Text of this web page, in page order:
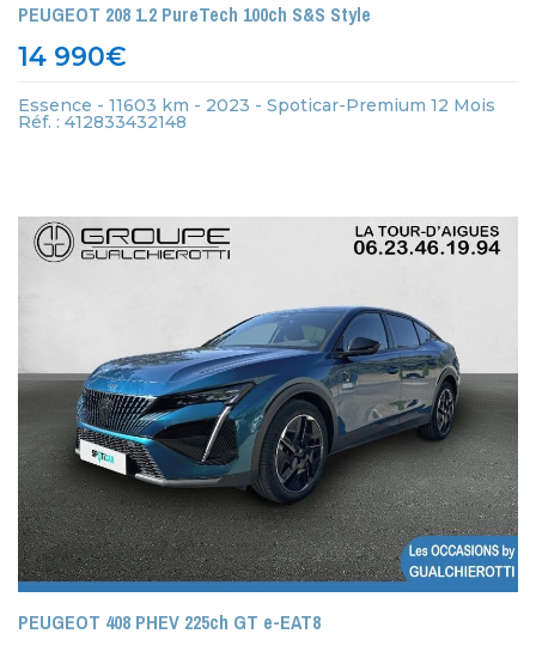
PEUGEOT 208 1.2 PureTech 100ch S&S Style
14 990€
Essence - 11603 km - 2023 - Spoticar-Premium 12 Mois
Réf. : 412833432148
PEUGEOT 408 PHEV 225ch GT e-EAT8